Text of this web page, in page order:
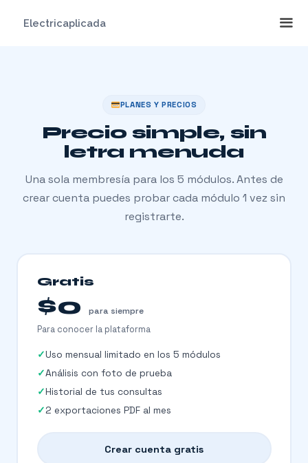
Electricaplicada
PLANES Y PRECIOS
Precio simple, sin
letra menuda
Una sola membresía para los 5 módulos. Antes de
crear cuenta puedes probar cada módulo 1 vez sin
registrarte.
Gratis
$0 para siempre
Para conocer la plataforma
Uso mensual limitado en los 5 módulos
Análisis con foto de prueba
Historial de tus consultas
2 exportaciones PDF al mes
Crear cuenta gratis